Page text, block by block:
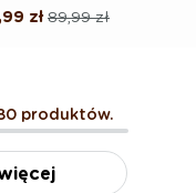
89,99 zł
zł
produktów.